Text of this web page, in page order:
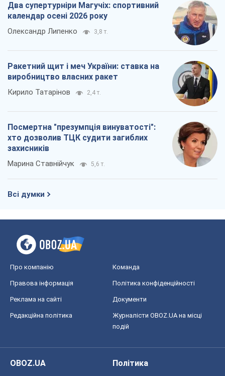
Два супертурніри Магучіх: спортивний
календар осені 2026 року
Олександр Липенко 3,8 т.
Ракетний щит і меч України: ставка на
виробництво власних ракет
Кирило Татарінов 2,4 т.
Посмертна "презумпція винуватості":
хто дозволив ТЦК судити загиблих
захисників
Марина Ставнійчук 5,6 т.
Всі думки
Про компанію Команда
Правова інформація Політика конфіденційності
Реклама на сайті Документи
Редакційна політика
Журналісти OBOZ.UA на місці
подій
OBOZ.UA
Політика